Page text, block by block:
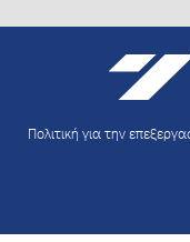
Πολιτική για την